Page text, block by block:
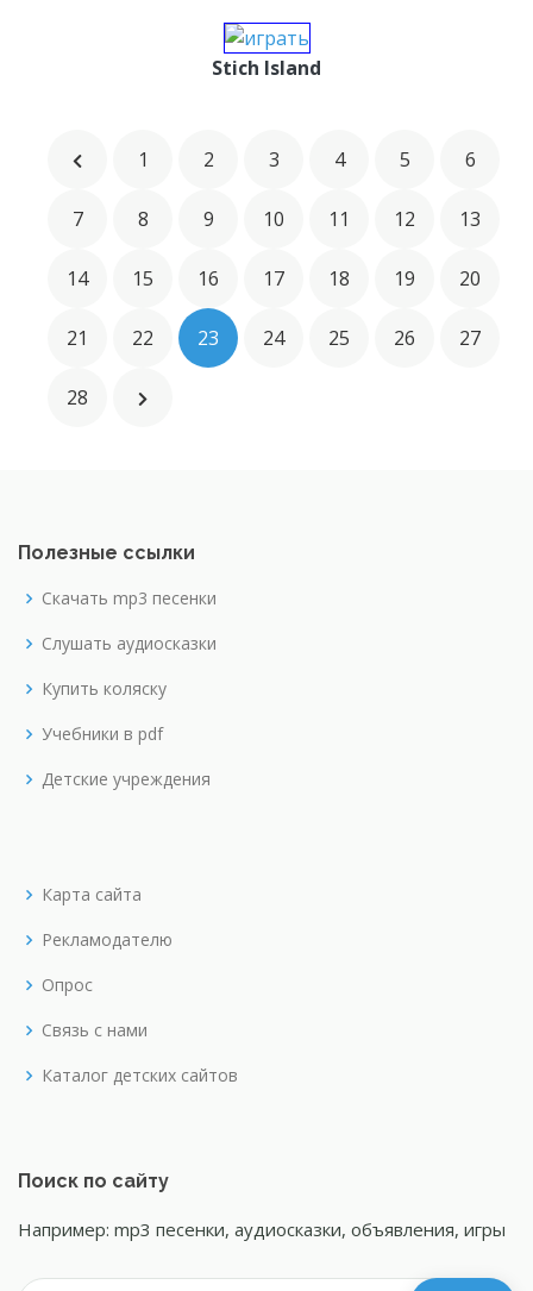
Stich Island
1 2 3 4 5 6
7 8 9 10 11 12 13
14 15 16 17 18 19 20
21 22 23 24 25 26 27
28
Полезные ссылки
Скачать mp3 песенки
Слушать аудиосказки
Купить коляску
Учебники в pdf
Детские учреждения
Карта сайта
Рекламодателю
Опрос
Связь с нами
Каталог детских сайтов
Поиск по сайту
Например: mp3 песенки, аудиосказки, объявления, игры